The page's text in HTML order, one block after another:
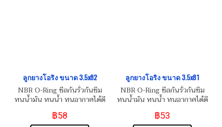
ลูกยางโอริง ขนาด 3.5x82
NBR O-Ring ซีลกันรั่วกันซึม
ทนน้ำมัน ทนน้ำ ทนอากาศได้ดี
฿58
ลูกยางโอริง ขนาด 3.5x81
NBR O-Ring ซีลกันรั่วกันซึม
ทนน้ำมัน ทนน้ำ ทนอากาศได้ดี
฿53